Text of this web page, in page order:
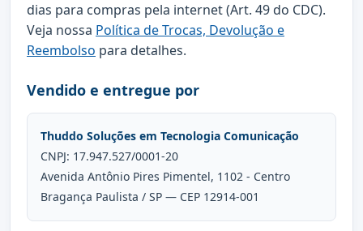
dias para compras pela internet (Art. 49 do CDC).
Veja nossa Política de Trocas, Devolução e
Reembolso para detalhes.
Vendido e entregue por
Thuddo Soluções em Tecnologia Comunicação
CNPJ: 17.947.527/0001-20
Avenida Antônio Pires Pimentel, 1102 - Centro
Bragança Paulista / SP — CEP 12914-001